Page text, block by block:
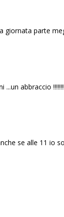
giornata parte
abbraccio
se alle 11 io